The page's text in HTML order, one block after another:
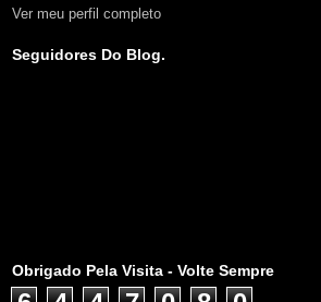
Ver meu perfil completo
Seguidores Do Blog.
Obrigado Pela Visita - Volte Sempre